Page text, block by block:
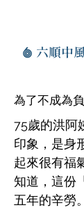
六順中
為了不成為
75歲的洪阿
印象，是身
起來很有福
知道，這份
五年的辛勞